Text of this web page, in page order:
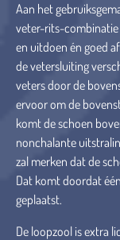
Aan het
veter-rits-combinatie
en uitdoen én goed
de vetersluiting
veters door de
ervoor om de
komt de schoen
nonchalante
zal merken dat de
Dat komt doordat
geplaatst.
De loopzool is extra